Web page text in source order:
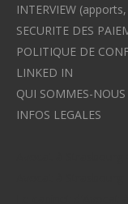
INTERVIEW
SECURITE DES
POLITIQUE DE
LINKED IN
QUI SOMMES-NOUS
INFOS LEGALES